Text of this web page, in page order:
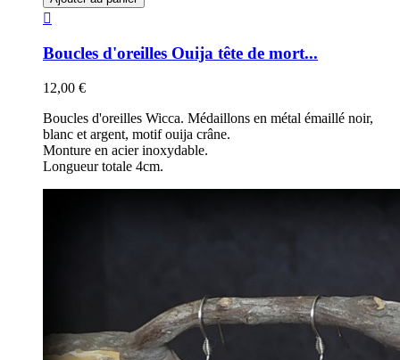

Boucles d'oreilles Ouija tête de mort...
12,00 €
Boucles d'oreilles Wicca. Médaillons en métal émaillé noir,
blanc et argent, motif ouija crâne.
Monture en acier inoxydable.
Longueur totale 4cm.